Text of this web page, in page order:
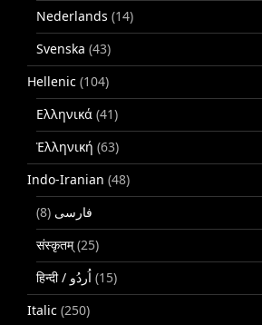
Nederlands (14)
Svenska (43)
Hellenic (104)
Ελληνικά (41)
Ἑλληνική (63)
Indo-Iranian (48)
فارسی (8)
संस्कृतम्(25)
(15)
Italic (250)